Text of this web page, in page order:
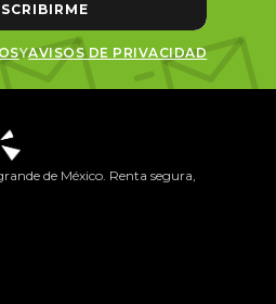
YAVISOS DE PRIVACIDAD
de México. Renta segura,